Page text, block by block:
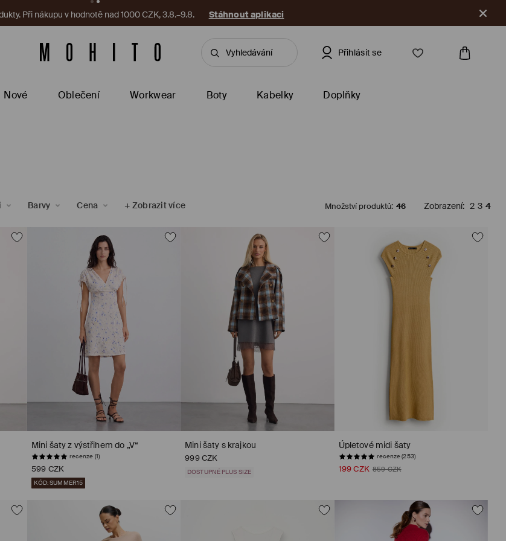
Při nákupu v hodnotě nad 1000 CZK, 3.8.–9.8. Stáhnout aplikaci
Přihlásit se
Nové Oblečení Workwear Boty Kabelky Doplňky
Barvy Cena + Zobrazit více Množství produktů: 46 Zobrazení: 2 3 4
Mini šaty z výstřihem do „V“
recenze (1)
599 CZK
KÓD: SUMMER15
Mini šaty s krajkou
999 CZK
DOSTUPNÉ PLUS SIZE
Úpletové midi šaty
recenze (253)
199 CZK 859 CZK